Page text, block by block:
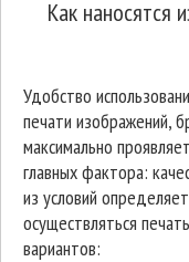
Как наносятся
Удобство
печати изображений,
максимально
главных фактора:
из условий
осуществляться
вариантов: